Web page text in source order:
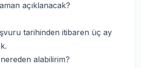
açıklanacak?
tarihinden itibaren üç ay
alabilirim?